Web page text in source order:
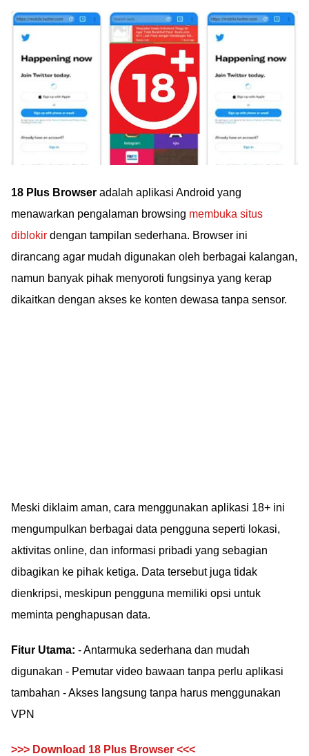
18 Plus Browser adalah aplikasi Android yang
menawarkan pengalaman browsing membuka situs
diblokir dengan tampilan sederhana. Browser ini
dirancang agar mudah digunakan oleh berbagai kalangan,
namun banyak pihak menyoroti fungsinya yang kerap
dikaitkan dengan akses ke konten dewasa tanpa sensor.
Meski diklaim aman, cara menggunakan aplikasi 18+ ini
mengumpulkan berbagai data pengguna seperti lokasi,
aktivitas online, dan informasi pribadi yang sebagian
dibagikan ke pihak ketiga. Data tersebut juga tidak
dienkripsi, meskipun pengguna memiliki opsi untuk
meminta penghapusan data.
Fitur Utama: - Antarmuka sederhana dan mudah
digunakan - Pemutar video bawaan tanpa perlu aplikasi
tambahan - Akses langsung tanpa harus menggunakan
VPN
>>> Download 18 Plus Browser <<<